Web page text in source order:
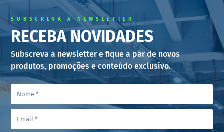
SUBSCREVA A NEWSLETTER
RECEBA NOVIDADES
Subscreva a newsletter e fique a par de novos
produtos, promoções e conteúdo exclusivo.